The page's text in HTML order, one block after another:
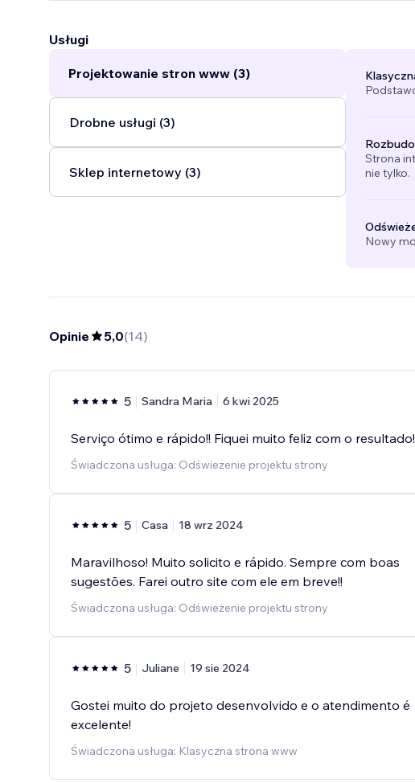
Usługi
Projektowanie stron www (3)
Drobne usługi (3)
Sklep internetowy (3)
Strona
nie tylko.
Nowy
Opinie 5,0(14)
5 Sandra Maria 6 kwi 2025
Serviço ótimo e rápido!! Fiquei muito feliz com o
Świadczona usługa: Odświeżenie projektu strony
5 Casa 18 wrz 2024
Maravilhoso! Muito solicito e rápido. Sempre com boas
sugestões. Farei outro site com ele em breve!!
Świadczona usługa: Odświeżenie projektu strony
5 Juliane 19 sie 2024
Gostei muito do projeto desenvolvido e o atendimento é
excelente!
Świadczona usługa: Klasyczna strona www